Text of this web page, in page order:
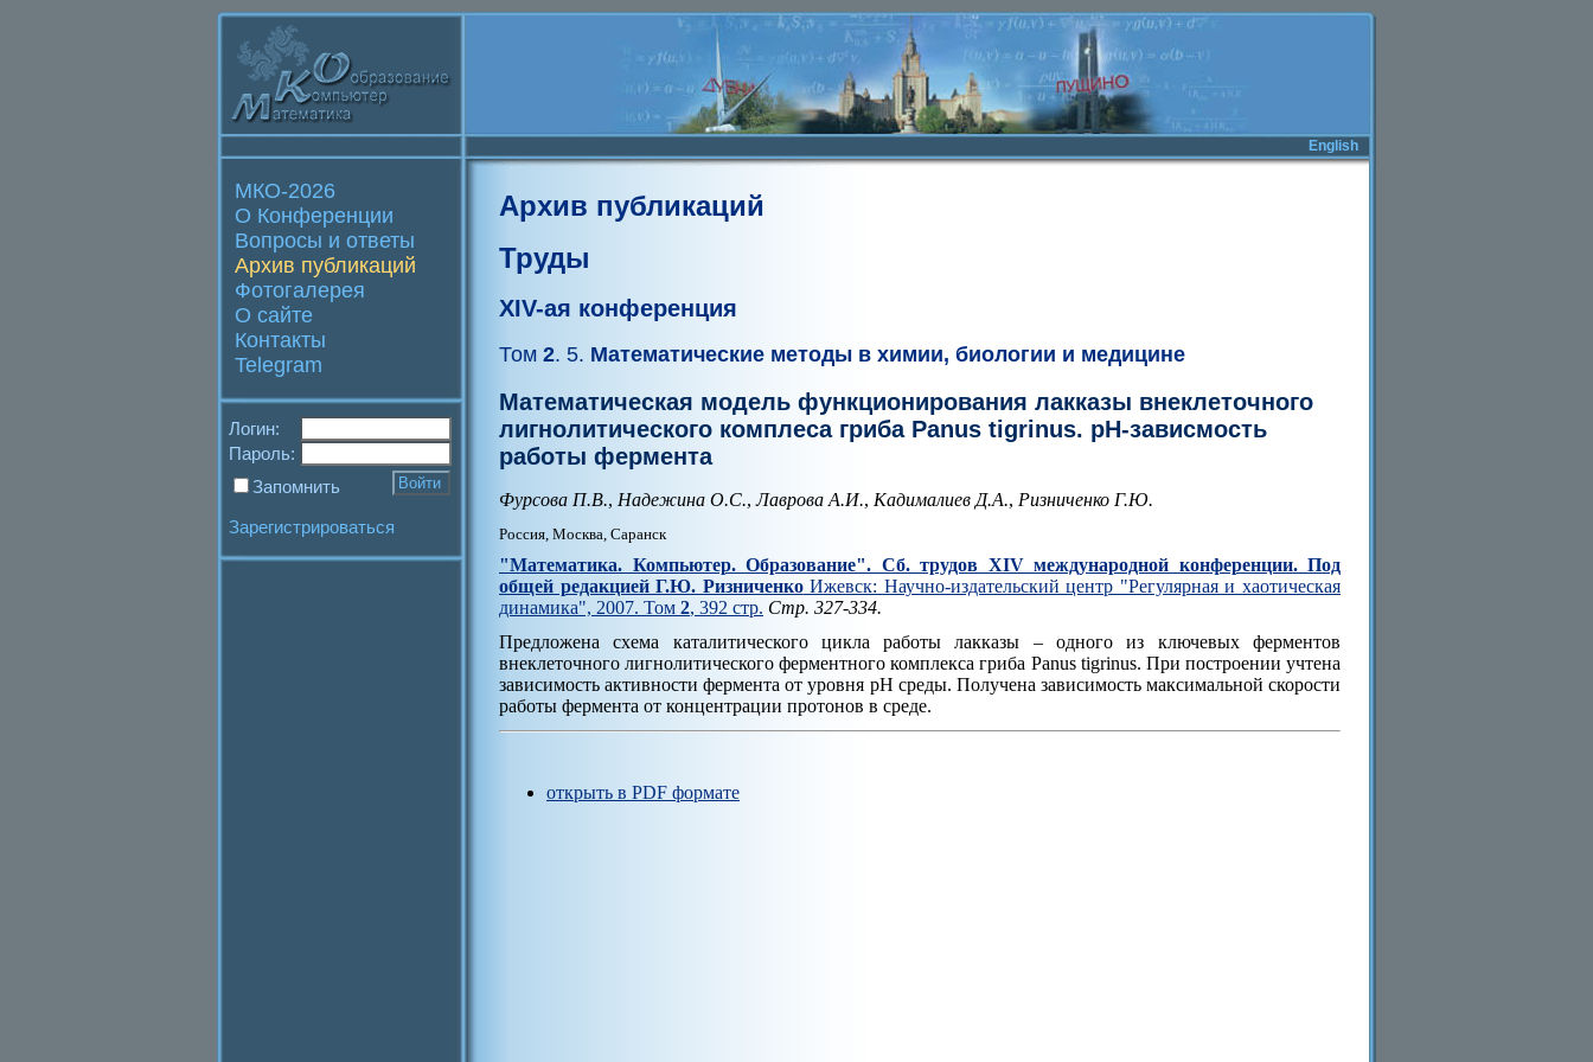
English
МКО-2026
О Конференции
Вопросы и ответы
Архив публикаций
Фотогалерея
О сайте
Контакты
Telegram
Логин:
Пароль:
Запомнить
Зарегистрироваться
Архив публикаций
Труды
XIV-ая конференция
Том 2. 5. Математические методы в химии, биологии и медицине
Математическая модель функционирования лакказы внеклеточного
лигнолитического комплеса гриба Panus tigrinus. рН-зависмость
работы фермента
Фурсова П.В., Надежина О.С., Лаврова А.И., Кадималиев Д.А., Ризниченко Г.Ю.
Россия, Москва, Саранск
"Математика. Компьютер. Образование". Cб. трудов XIV международной конференции. Под
общей редакцией Г.Ю. РизниченкоИжевск: Научно-издательский центр "Регулярная и хаотическая
динамика", 2007. Том 2, 392 стр. Стр. 327-334.
Предложена схема каталитического цикла работы лакказы – одного из ключевых ферментов
внеклеточного лигнолитического ферментного комплекса гриба Panus tigrinus. При построении учтена
зависимость активности фермента от уровня рН среды. Получена зависимость максимальной скорости
работы фермента от концентрации протонов в среде.
открыть в PDF формате